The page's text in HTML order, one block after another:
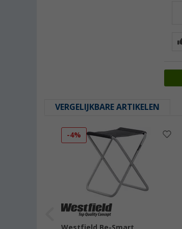
VERGELIJKBARE ARTIKELEN
-4%